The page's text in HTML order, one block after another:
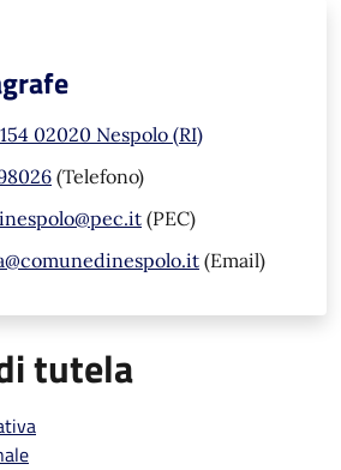
02020 Nespolo (RI)
(Telefono)
(PEC)
(Email)
tutela